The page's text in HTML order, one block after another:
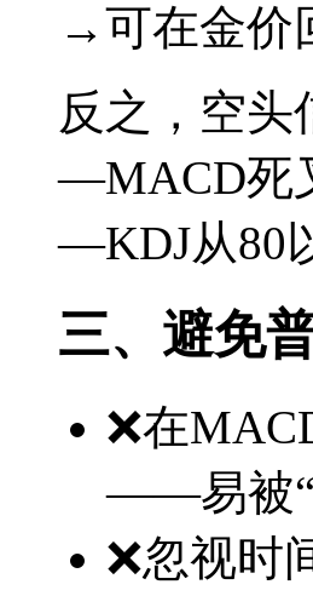
→可在金价
反之，空头
—MACD死
—KDJ从80
三、避免
❌在
——易被“
❌忽视